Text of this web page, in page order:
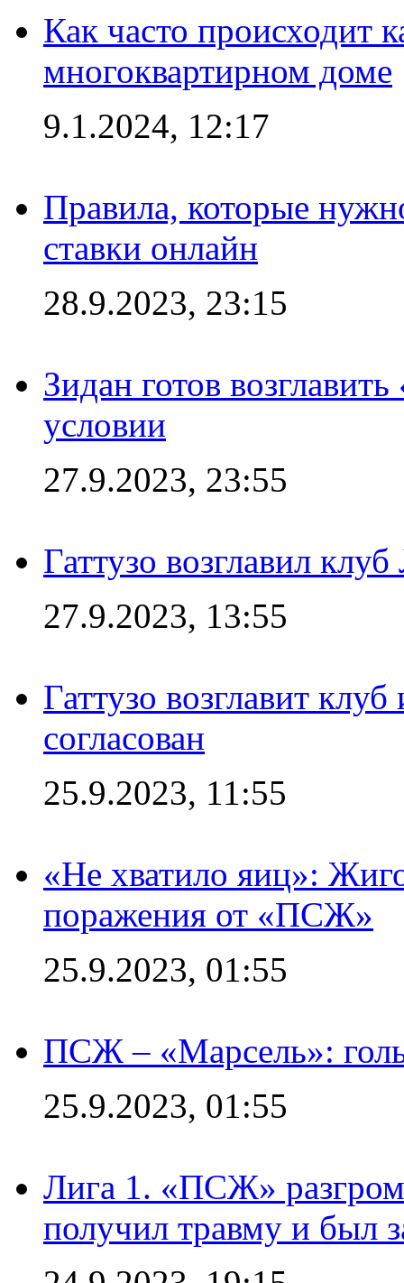
Как часто происходит
многоквартирном доме
9.1.2024, 12:17
Правила, которые
ставки онлайн
28.9.2023, 23:15
Зидан готов
условии
27.9.2023, 23:55
Гаттузо возглавил
27.9.2023, 13:55
Гаттузо возглавит
согласован
25.9.2023, 11:55
«Не хватило яиц»:
поражения от «ПСЖ»
25.9.2023, 01:55
ПСЖ – «Марсель»:
25.9.2023, 01:55
Лига 1. «ПСЖ»
получил травму и был